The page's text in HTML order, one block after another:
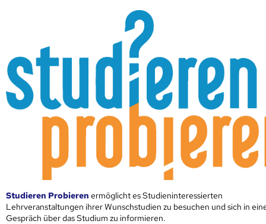
Studieren Probieren ermöglicht es Studieninteressierten
Lehrveranstaltungen ihrer Wunschstudien zu besuchen und sich in
Gespräch über das Studium zu informieren.